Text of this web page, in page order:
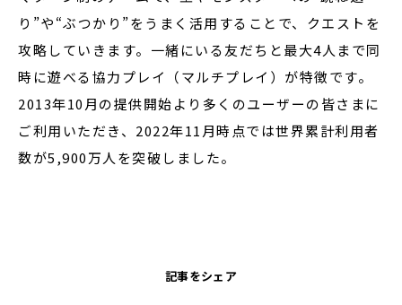
り”や“ぶつかり”をうまく活用することで、クエストを
攻略していきます。一緒にいる友だちと最大4人まで同
時に遊べる協力プレイ（マルチプレイ）が特徴です。
2013年10月の提供開始より多くのユーザーの皆さまに
ご利用いただき、2022年11月時点では世界累計利用者
数が5,900万人を突破しました。
記事をシェア